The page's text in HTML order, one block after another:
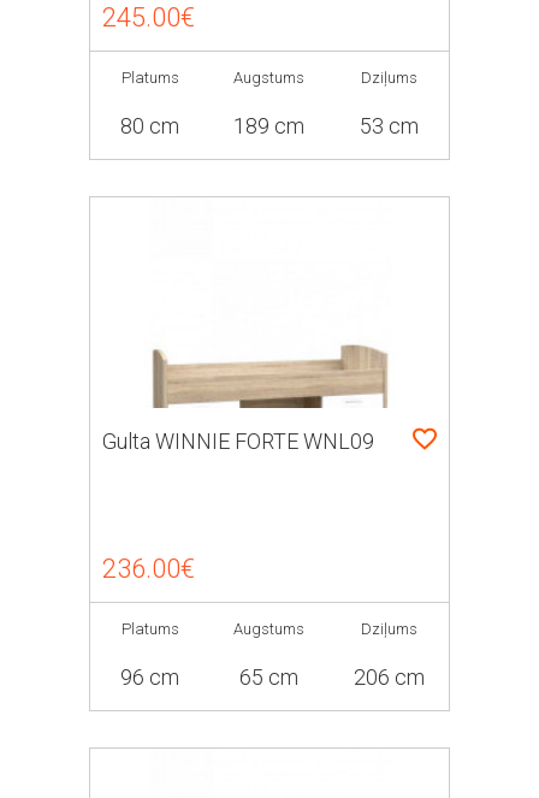
245.00€
Platums
80 cm
Augstums
189 cm
Dziļums
53 cm
Gulta WINNIE FORTE WNL09
236.00€
Platums
96 cm
Augstums
65 cm
Dziļums
206 cm